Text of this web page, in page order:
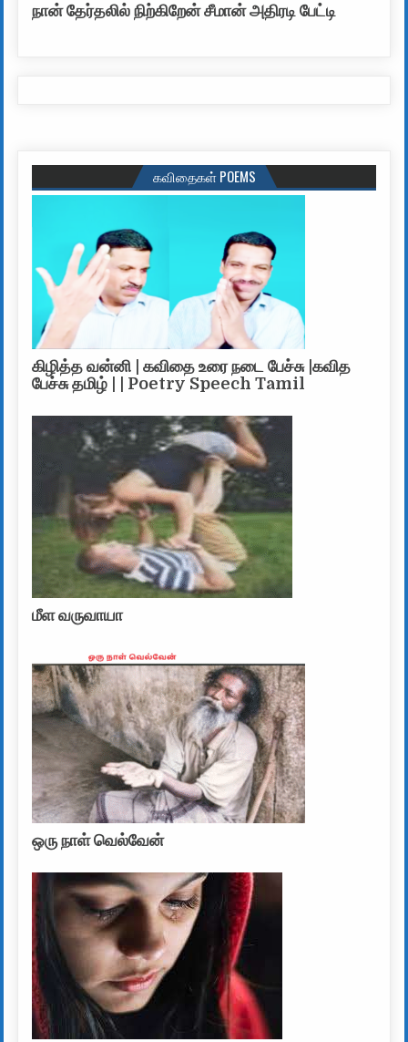
நான் தேர்தலில் நிற்கிறேன் சீமான் அதிரடி பேட்டி
கவிதைகள் POEMS
கிழித்த வன்னி | கவிதை உரை நடை பேச்சு |கவித
பேச்சு தமிழ் | | Poetry Speech Tamil
மீள வருவாயா
ஒரு நாள் வெல்வேன்